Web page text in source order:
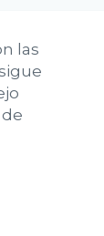
las